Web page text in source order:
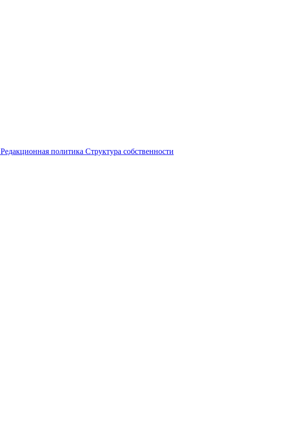
Редакционная политика Структура собственности